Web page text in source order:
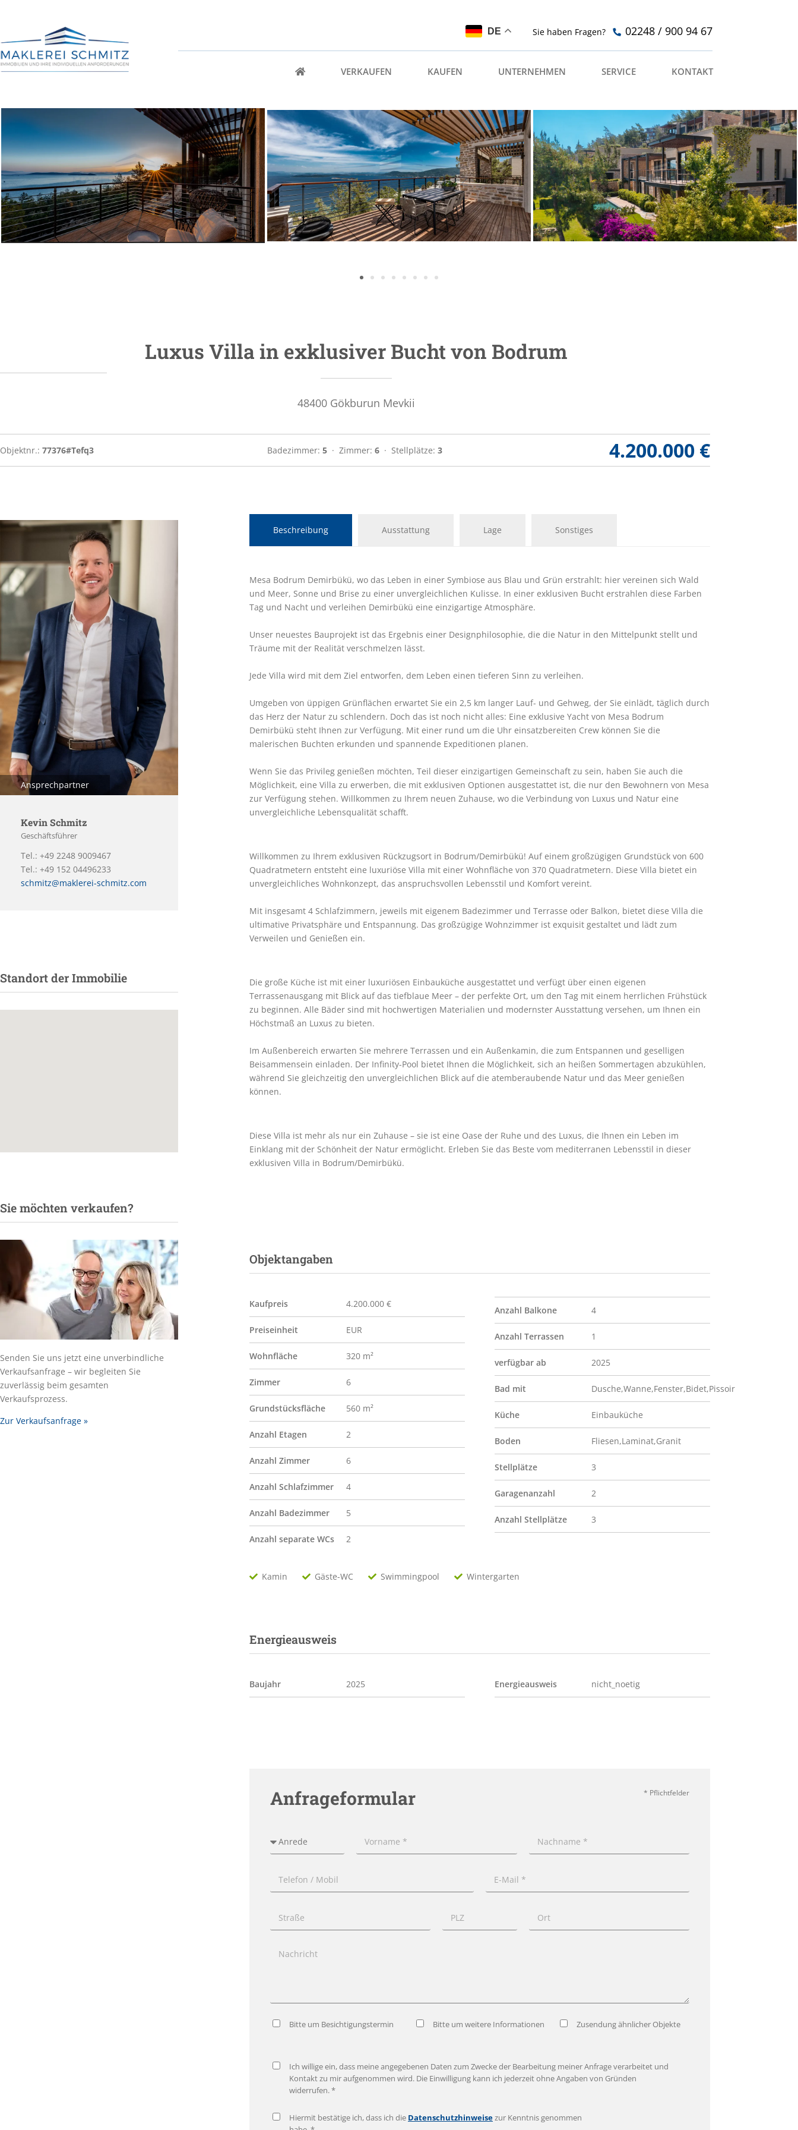
DE Sie haben Fragen? 02248 / 900 94 67
VERKAUFEN KAUFEN UNTERNEHMEN SERVICE KONTAKT
Luxus Villa in exklusiver Bucht von Bodrum
48400 Gökburun Mevkii
Objektnr.: 77376#Tefq3 Badezimmer:5 · Zimmer:6 · Stellplätze:3 4.200.000 €
Ansprechpartner
Kevin Schmitz
Geschäftsführer
Tel.: +49 2248 9009467
Tel.: +49 152 04496233
schmitz@maklerei-schmitz.com
Standort der Immobilie
Sie möchten verkaufen?
Senden Sie uns jetzt eine unverbindliche
Verkaufsanfrage – wir begleiten Sie
zuverlässig beim gesamten
Verkaufsprozess.
Zur Verkaufsanfrage »
Beschreibung Ausstattung Lage Sonstiges
Mesa Bodrum Demirbükü, wo das Leben in einer Symbiose aus Blau und Grün erstrahlt: hier vereinen sich Wald
und Meer, Sonne und Brise zu einer unvergleichlichen Kulisse. In einer exklusiven Bucht erstrahlen diese Farben
Tag und Nacht und verleihen Demirbükü eine einzigartige Atmosphäre.
Unser neuestes Bauprojekt ist das Ergebnis einer Designphilosophie, die die Natur in den Mittelpunkt stellt und
Träume mit der Realität verschmelzen lässt.
Jede Villa wird mit dem Ziel entworfen, dem Leben einen tieferen Sinn zu verleihen.
Umgeben von üppigen Grünflächen erwartet Sie ein 2,5 km langer Lauf- und Gehweg, der Sie einlädt, täglich durch
das Herz der Natur zu schlendern. Doch das ist noch nicht alles: Eine exklusive Yacht von Mesa Bodrum
Demirbükü steht Ihnen zur Verfügung. Mit einer rund um die Uhr einsatzbereiten Crew können Sie die
malerischen Buchten erkunden und spannende Expeditionen planen.
Wenn Sie das Privileg genießen möchten, Teil dieser einzigartigen Gemeinschaft zu sein, haben Sie auch die
Möglichkeit, eine Villa zu erwerben, die mit exklusiven Optionen ausgestattet ist, die nur den Bewohnern von Mesa
zur Verfügung stehen. Willkommen zu Ihrem neuen Zuhause, wo die Verbindung von Luxus und Natur eine
unvergleichliche Lebensqualität schafft.
Willkommen zu Ihrem exklusiven Rückzugsort in Bodrum/Demirbükü! Auf einem großzügigen Grundstück von 600
Quadratmetern entsteht eine luxuriöse Villa mit einer Wohnfläche von 370 Quadratmetern. Diese Villa bietet ein
unvergleichliches Wohnkonzept, das anspruchsvollen Lebensstil und Komfort vereint.
Mit insgesamt 4 Schlafzimmern, jeweils mit eigenem Badezimmer und Terrasse oder Balkon, bietet diese Villa die
ultimative Privatsphäre und Entspannung. Das großzügige Wohnzimmer ist exquisit gestaltet und lädt zum
Verweilen und Genießen ein.
Die große Küche ist mit einer luxuriösen Einbauküche ausgestattet und verfügt über einen eigenen
Terrassenausgang mit Blick auf das tiefblaue Meer – der perfekte Ort, um den Tag mit einem herrlichen Frühstück
zu beginnen. Alle Bäder sind mit hochwertigen Materialien und modernster Ausstattung versehen, um Ihnen ein
Höchstmaß an Luxus zu bieten.
Im Außenbereich erwarten Sie mehrere Terrassen und ein Außenkamin, die zum Entspannen und geselligen
Beisammensein einladen. Der Infinity-Pool bietet Ihnen die Möglichkeit, sich an heißen Sommertagen abzukühlen,
während Sie gleichzeitig den unvergleichlichen Blick auf die atemberaubende Natur und das Meer genießen
können.
Diese Villa ist mehr als nur ein Zuhause – sie ist eine Oase der Ruhe und des Luxus, die Ihnen ein Leben im
Einklang mit der Schönheit der Natur ermöglicht. Erleben Sie das Beste vom mediterranen Lebensstil in dieser
exklusiven Villa in Bodrum/Demirbükü.
Objektangaben
Kaufpreis 4.200.000 €
Preiseinheit EUR
Wohnfläche 320 m²
Zimmer 6
Grundstücksfläche 560 m²
Anzahl Etagen 2
Anzahl Zimmer 6
Anzahl Schlafzimmer 4
Anzahl Badezimmer 5
Anzahl separate WCs 2
Anzahl Balkone 4
Anzahl Terrassen 1
verfügbar ab 2025
Bad mit Dusche,Wanne,Fenster,Bidet,Pissoir
Küche Einbauküche
Boden Fliesen,Laminat,Granit
Stellplätze 3
Garagenanzahl 2
Anzahl Stellplätze 3
Kamin Gäste-WC Swimmingpool Wintergarten
Energieausweis
Baujahr 2025 Energieausweis nicht_noetig
Anfrageformular * Pflichtfelder
Bitte um Besichtigungstermin Bitte um weitere Informationen Zusendung ähnlicher Objekte
Ich willige ein, dass meine angegebenen Daten zum Zwecke der Bearbeitung meiner Anfrage verarbeitet und
Kontakt zu mir aufgenommen wird. Die Einwilligung kann ich jederzeit ohne Angaben von Gründen
widerrufen. *
Hiermit bestätige ich, dass ich die Datenschutzhinweisezur Kenntnis genommen